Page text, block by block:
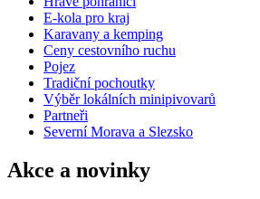
E-kola pro kraj
Karavany a kemping
Ceny cestovního ruchu
Pojez
Tradiční pochoutky
Výběr lokálních minipivovarů
Partneři
Severní Morava a Slezsko
Akce a novinky